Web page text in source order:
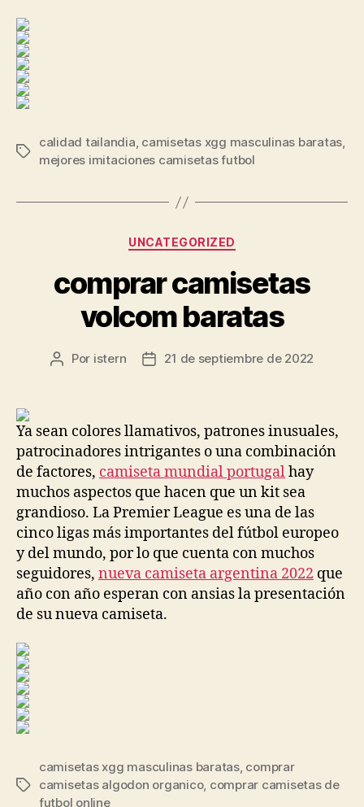
Etiquetas
calidad tailandia, camisetas xgg masculinas baratas,
mejores imitaciones camisetas futbol
Categorías
UNCATEGORIZED
comprar camisetas
volcom baratas
Autor
Por istern
Fecha21 de septiembre de 2022
Ya sean colores llamativos, patrones inusuales,
patrocinadores intrigantes o una combinación
de factores, camiseta mundial portugalhay
muchos aspectos que hacen que un kit sea
grandioso. La Premier League es una de las
cinco ligas más importantes del fútbol europeo
y del mundo, por lo que cuenta con muchos
seguidores, nueva camiseta argentina 2022 que
año con año esperan con ansias la presentación
de su nueva camiseta.
Etiquetas
camisetas xgg masculinas baratas, comprar
camisetas algodon organico, comprar camisetas de
futbol online